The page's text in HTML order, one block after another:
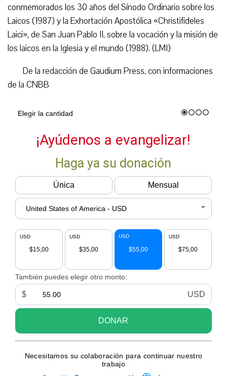
conmemorados los 30 años del Sínodo Ordinario sobre los
Laicos (1987) y la Exhortación Apostólica «Christifideles
Laici», de San Juan Pablo II, sobre la vocación y la misión de
los laicos en la Iglesia y el mundo (1988). (LMI)
De la redacción de Gaudium Press, con informaciones
de la CNBB